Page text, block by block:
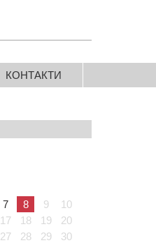
КОНТАКТИ
7 8 9
10
17 18 19
20
27 28 29
30